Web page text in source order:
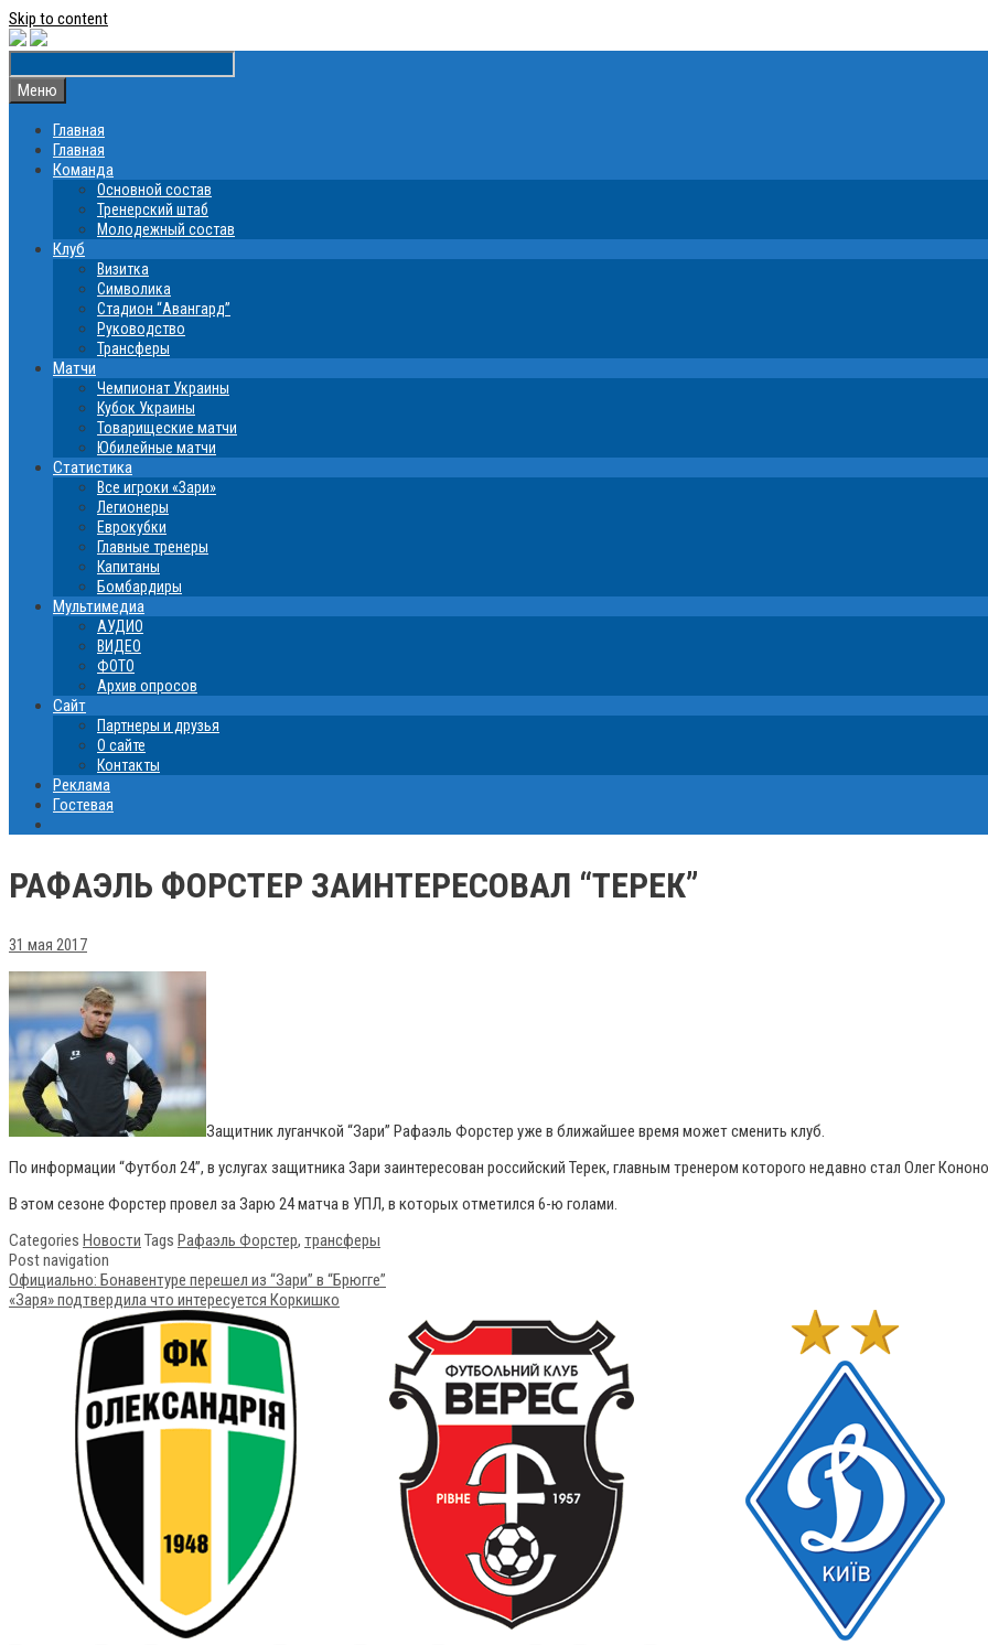
Skip to content
Меню
Главная
Главная
Команда
Основной состав
Тренерский штаб
Молодежный состав
Клуб
Визитка
Символика
Стадион “Авангард”
Руководство
Трансферы
Матчи
Чемпионат Украины
Кубок Украины
Товарищеские матчи
Юбилейные матчи
Статистика
Все игроки «Зари»
Легионеры
Еврокубки
Главные тренеры
Капитаны
Бомбардиры
Мультимедиа
АУДИО
ВИДЕО
ФОТО
Архив опросов
Сайт
Партнеры и друзья
О сайте
Контакты
Реклама
Гостевая
РАФАЭЛЬ ФОРСТЕР ЗАИНТЕРЕСОВАЛ “ТЕРЕК”
31 мая 2017
Защитник луганчкой “Зари” Рафаэль Форстер уже в ближайшее время может сменить клуб.
По информации “Футбол 24”, в услугах защитника Зари заинтересован российский Терек, главным тренером которого недавно стал Олег
В этом сезоне Форстер провел за Зарю 24 матча в УПЛ, в которых отметился 6-ю голами.
Categories Новости Tags Рафаэль Форстер, трансферы
Post navigation
Официально: Бонавентуре перешел из “Зари” в “Брюгге”
«Заря» подтвердила что интересуется Коркишко